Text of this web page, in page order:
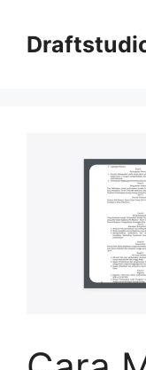
content